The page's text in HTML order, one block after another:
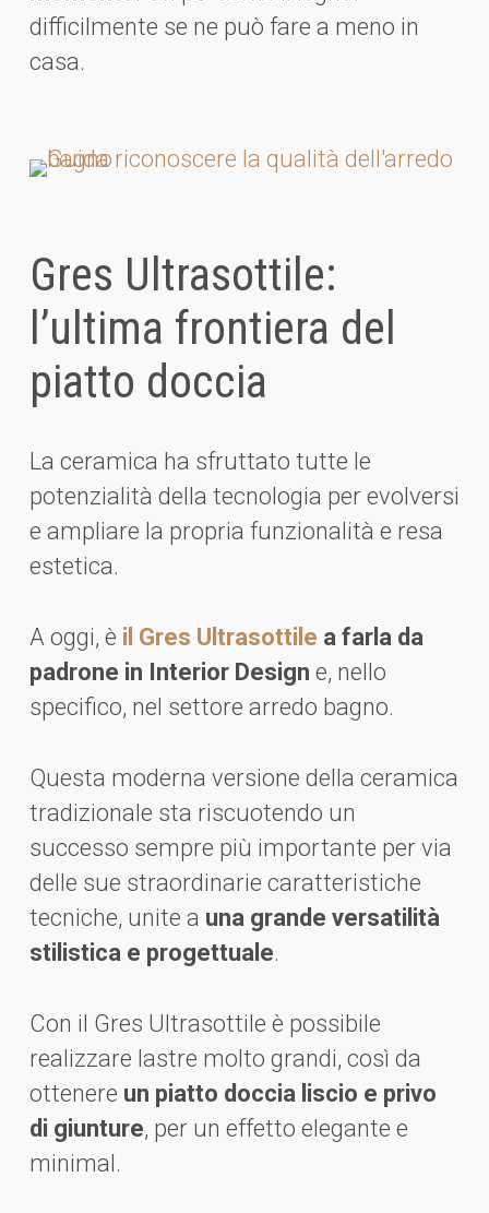
difficilmente se ne può fare a meno in
casa.
Gres Ultrasottile:
l’ultima frontiera del
piatto doccia
La ceramica ha sfruttato tutte le
potenzialità della tecnologia per evolversi
e ampliare la propria funzionalità e resa
estetica.
A oggi, è il Gres Ultrasottile a farla da
padrone in Interior Design e, nello
specifico, nel settore arredo bagno.
Questa moderna versione della ceramica
tradizionale sta riscuotendo un
successo sempre più importante per via
delle sue straordinarie caratteristiche
tecniche, unite a una grande versatilità
stilistica e progettuale.
Con il Gres Ultrasottile è possibile
realizzare lastre molto grandi, così da
ottenere un piatto doccia liscio e privo
di giunture, per un effetto elegante e
minimal.